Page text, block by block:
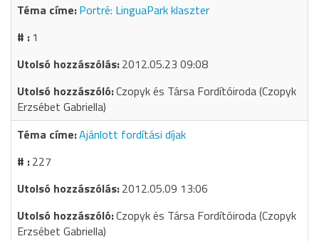
Portré: LinguaPark klaszter
1
2012.05.23 09:08
Czopyk és Társa Fordítóiroda (Czopyk
Erzsébet Gabriella)
Ajánlott fordítási díjak
227
2012.05.09 13:06
Czopyk és Társa Fordítóiroda (Czopyk
Erzsébet Gabriella)